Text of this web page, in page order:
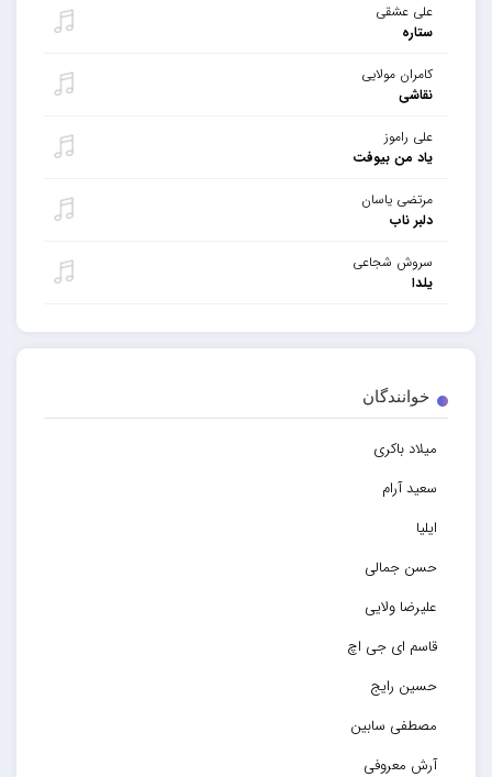
علی عشقی
ستاره
کامران مولایی
نقاشی
علی راموز
یاد من بیوفت
مرتضی یاسان
دلبر ناب
سروش شجاعی
یلدا
خوانندگان
میلاد باکری
سعید آرام
ایلیا
حسن جمالی
علیرضا ولایی
قاسم ای جی اچ
حسین رایج
مصطفی سابین
آرش معروفی